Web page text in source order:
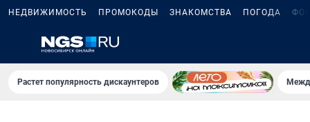
НЕДВИЖИМОСТЬ ПРОМОКОДЫ ЗНАКОМСТВА ПОГОДА
Растет популярность дискаунтеров